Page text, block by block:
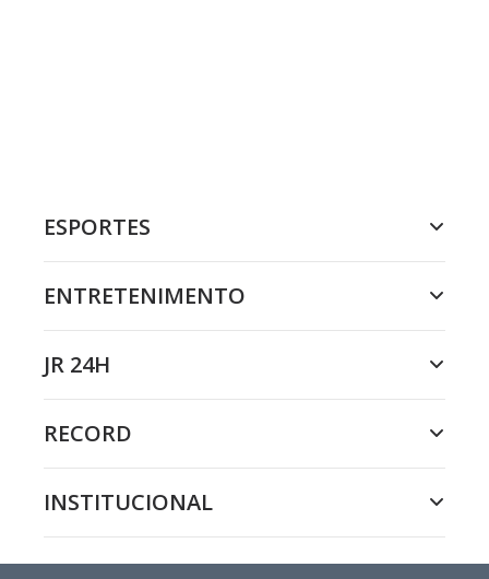
ESPORTES
ENTRETENIMENTO
JR 24H
RECORD
INSTITUCIONAL